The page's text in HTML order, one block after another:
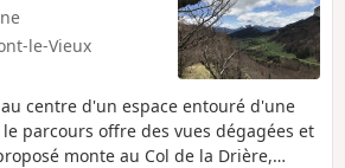
le-Vieux
centre d'un espace entouré d'une
parcours offre des vues dégagées et
monte au Col de la Drière,